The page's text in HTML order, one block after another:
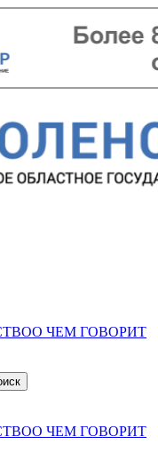
О ЧЕМ ГОВОРИТ
О ЧЕМ ГОВОРИТ